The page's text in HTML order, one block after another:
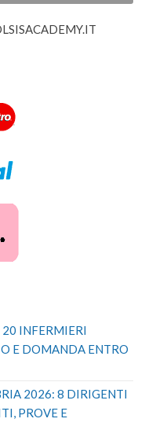
INFERMIERI
E DOMANDA ENTRO
2026: 8 DIRIGENTI
PROVE E